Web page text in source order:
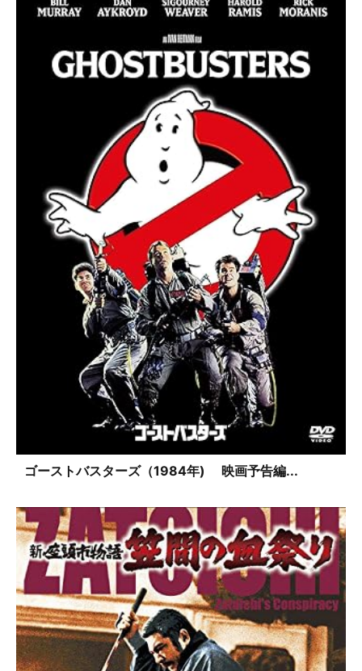
ゴーストバスターズ（1984年) 映画予告編...